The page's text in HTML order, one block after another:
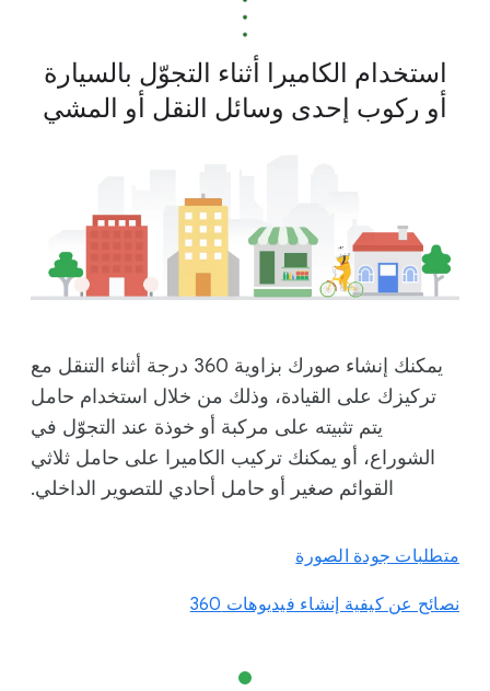
استخدام الكاميرا أثناء التجوّل بالسيارة
أو ركوب إحدى وسائل النقل أو المشي
يمكنك إنشاء صورك بزاوية 360 درجة أثناء التنقل مع
تركيزك على القيادة، وذلك من خلال استخدام حامل
يتم تثبيته على مركبة أو خوذة عند التجوّل في
الشوراع، أو يمكنك تركيب الكاميرا على حامل ثلاثي
القوائم صغير أو حامل أحادي للتصوير الداخلي.
متطلبات جودة الصورة
نصائح عن كيفية إنشاء فيديوهات 360